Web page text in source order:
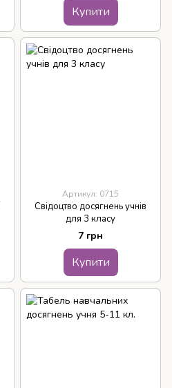
Купити
Артикул: 0715
Свідоцтво досягнень учнів
для 3 класу
7 грн
Купити